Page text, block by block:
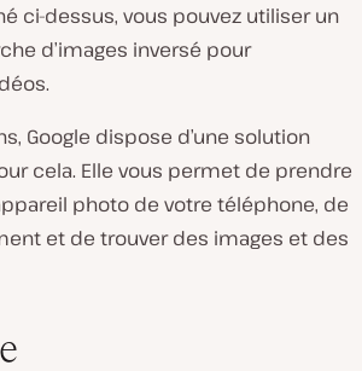
ci-dessus, vous pouvez utiliser un
d’images inversé pour
Google dispose d’une solution
cela. Elle vous permet de prendre
photo de votre téléphone, de
et de trouver des images et des